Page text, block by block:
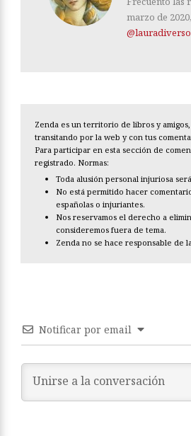
marzo de
@lauradiverso
Zenda es un territorio de libros y
transitando por la web y con tus
Para participar en esta sección de
registrado. Normas:
Toda alusión personal injuriosa
No está permitido hacer
españolas o injuriantes.
Nos reservamos el derecho a
consideremos fuera de tema.
Zenda no se hace responsable de
Notificar por email